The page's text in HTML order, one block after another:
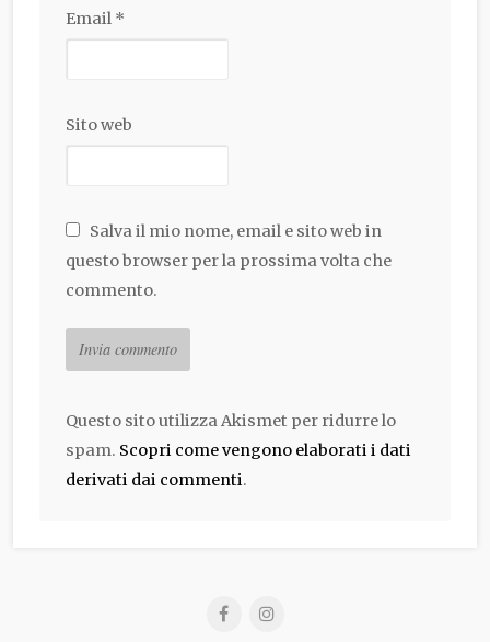
Email *
Sito web
Salva il mio nome, email e sito web in
questo browser per la prossima volta che
commento.
Questo sito utilizza Akismet per ridurre lo
spam. Scopri come vengono elaborati i dati
derivati dai commenti.